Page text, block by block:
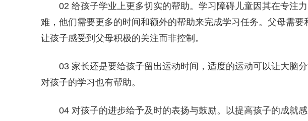
02 给孩子学业上更多切实的帮助。学习障碍儿童因其在专注
难，他们需要更多的时间和额外的帮助来完成学习任务。父母需要
让孩子感受到父母积极的关注而非控制。
03 家长还是要给孩子留出运动时间，适度的运动可以让大脑
对孩子的学习也有帮助。
04 对孩子的进步给予及时的表扬与鼓励。以提高孩子的成就